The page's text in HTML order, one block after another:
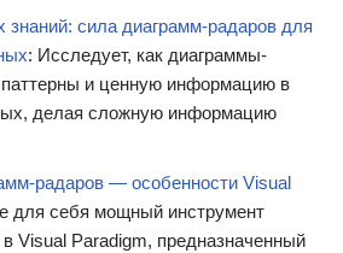
знаний: сила диаграмм-радаров для
: Исследует, как диаграммы-
и ценную информацию в
делая сложную информацию
радаров — особенности Visual
для себя мощный инструмент
Visual Paradigm, предназначенный